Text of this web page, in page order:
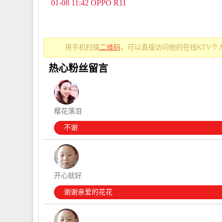
01-08 11:42 OPPO R11
用手机扫描二维码 ，可以直接访问他的在线KTV个
热心粉丝留言
樱花落泪
不谢
开心就好
谢谢亲爱的花花